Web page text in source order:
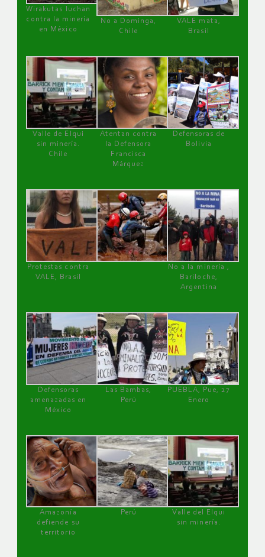
Wirakutas luchan
contra la minería
en México
No a Dominga,
Chile
VALE mata,
Brasil
Valle de Elqui
sin minería.
Chile
Atentan contra
la Defensora
Francisca
Márquez
Defensoras de
Bolivia
Protestas contra
VALE, Brasil
No a la minería ,
Bariloche,
Argentina
Defensoras
amenazadas en
México
Las Bambas,
Perú
PUEBLA, Pue, 27
Enero
Amazonía
defiende su
territorio
Perú
Valle del Elqui
sin minería.